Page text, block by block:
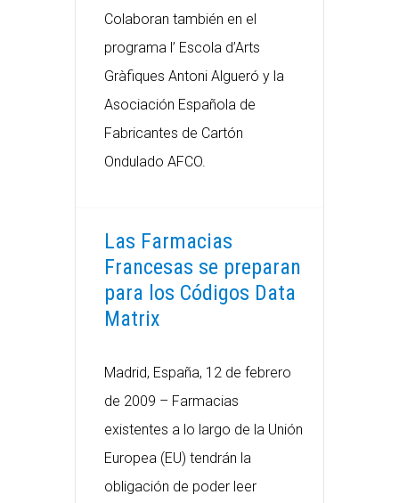
Colaboran también en el
programa l’ Escola d’Arts
Gràfiques Antoni Algueró y la
Asociación Española de
Fabricantes de Cartón
Ondulado AFCO.
Las Farmacias
Francesas se preparan
para los Códigos Data
Matrix
Madrid, España, 12 de febrero
de 2009 – Farmacias
existentes a lo largo de la Unión
Europea (EU) tendrán la
obligación de poder leer